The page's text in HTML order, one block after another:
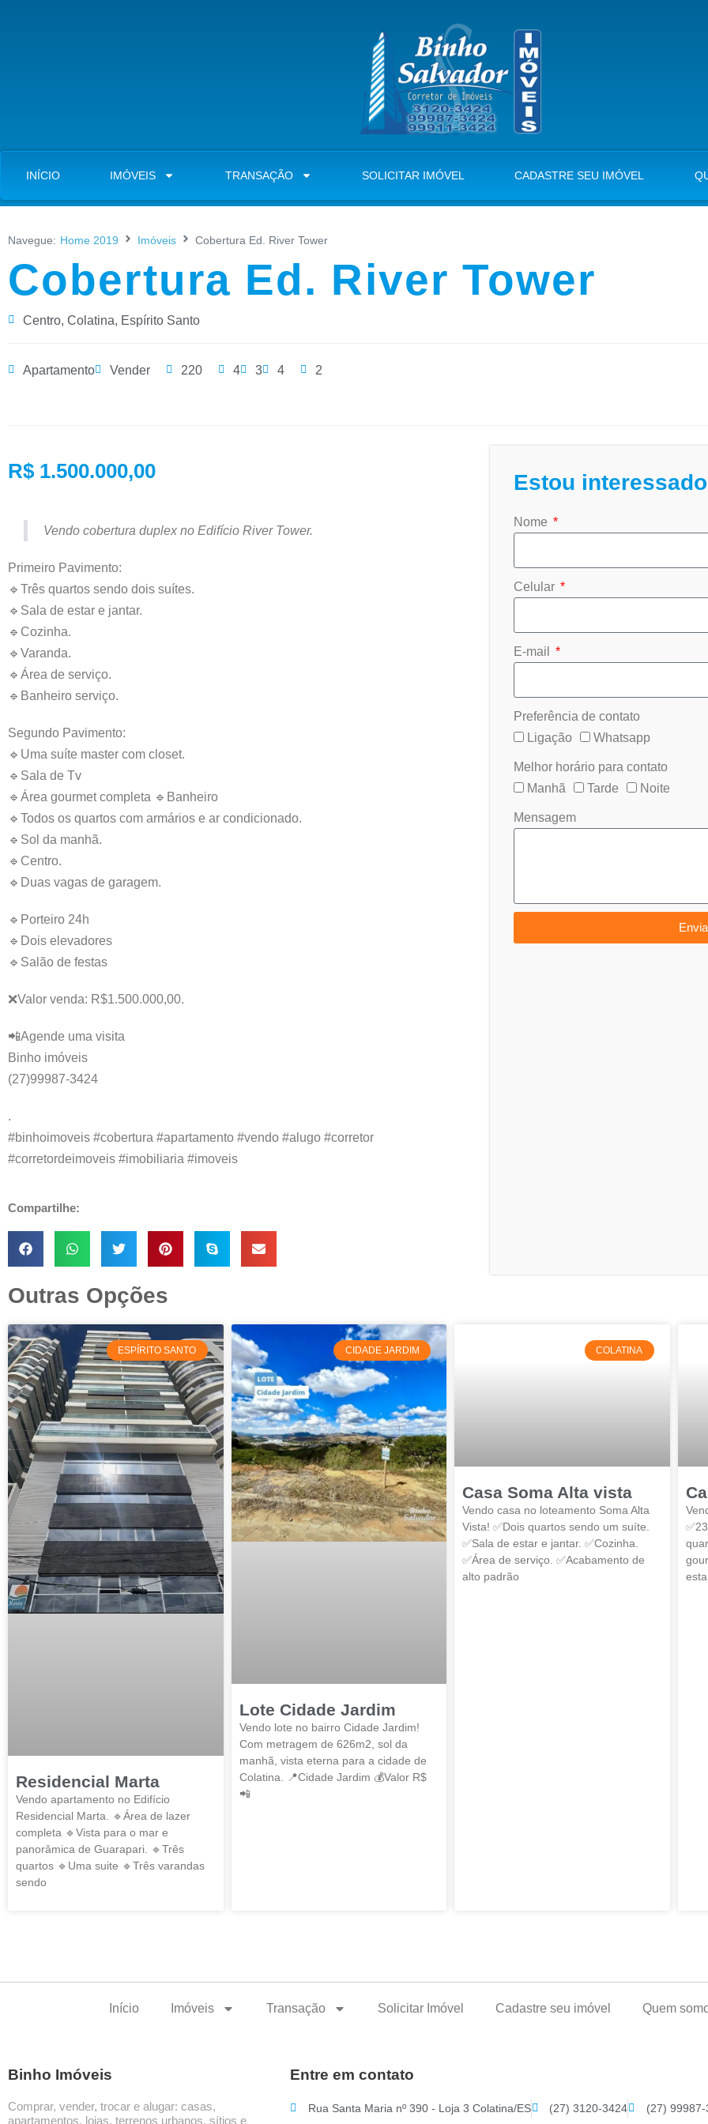
INÍCIO IMÓVEIS TRANSAÇÃO SOLICITAR IMÓVEL CADASTRE SEU IMÓVEL
Navegue: Home 2019 Imóveis Cobertura Ed. River Tower
Cobertura Ed. River Tower
Centro, Colatina, Espírito Santo
Apartamento Vender 220 4 3 4 2
R$ 1.500.000,00
Vendo cobertura duplex no Edifício River Tower.
Primeiro Pavimento:
🔹Três quartos sendo dois suítes.
🔹Sala de estar e jantar.
🔹Cozinha.
🔹Varanda.
🔹Área de serviço.
🔹Banheiro serviço.
Segundo Pavimento:
🔹Uma suíte master com closet.
🔹Sala de Tv
🔹Área gourmet completa 🔹Banheiro
🔹Todos os quartos com armários e ar condicionado.
🔹Sol da manhã.
🔹Centro.
🔹Duas vagas de garagem.
🔹Porteiro 24h
🔹Dois elevadores
🔹Salão de festas
❌Valor venda: R$1.500.000,00.
📲Agende uma visita
Binho imóveis
(27)99987-3424
.
#binhoimoveis #cobertura #apartamento #vendo #alugo #corretor
#corretordeimoveis #imobiliaria #imoveis
Compartilhe:
Estou
Nome
Celular
E-mail
Preferência de contato
Ligação
Whatsapp
Melhor horário para contato
Manhã
Tarde Noite
Mensagem
Outras Opções
ESPÍRITO SANTO
Residencial Marta
Vendo apartamento no Edifício
Residencial Marta. 🔹Área de lazer
completa 🔹Vista para o mar e
panorâmica de Guarapari. 🔹Três
quartos 🔹Uma suite 🔹Três varandas
sendo
CIDADE JARDIM
Lote Cidade Jardim
Vendo lote no bairro Cidade Jardim!
Com metragem de 626m2, sol da
manhã, vista eterna para a cidade de
Colatina. 📍Cidade Jardim 💰Valor R$
📲
COLATINA
Casa Soma Alta vista
Vendo casa no loteamento Soma Alta
Vista! ✅Dois quartos sendo um suíte.
✅Sala de estar e jantar. ✅Cozinha.
✅Área de serviço. ✅Acabamento de
alto padrão
Início Imóveis Transação Solicitar Imóvel Cadastre seu imóvel Quem
Binho Imóveis
Comprar, vender, trocar e alugar: casas,
apartamentos, lojas, terrenos urbanos, sítios e
Entre em contato
Rua Santa Maria nº 390 - Loja 3 Colatina/ES (27) 3120-3424 (27) 99987-